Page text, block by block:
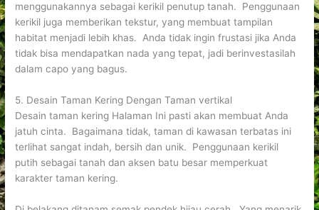
menggunakannya sebagai kerikil penutup tanah. Penggunaan
kerikil juga memberikan tekstur, yang membuat tampilan
habitat menjadi lebih khas. Anda tidak ingin frustasi jika Anda
tidak bisa mendapatkan nada yang tepat, jadi berinvestasilah
dalam capo yang bagus.
5. Desain Taman Kering Dengan Taman vertikal
Desain taman kering Halaman Ini pasti akan membuat Anda
jatuh cinta. Bagaimana tidak, taman di kawasan terbatas ini
terlihat sangat indah, bersih dan unik. Penggunaan kerikil
putih sebagai tanah dan aksen batu besar memperkuat
karakter taman kering.